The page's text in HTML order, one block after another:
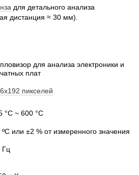
для детального анализа
дистанция ≈ 30 мм).
для анализа электроники и
плат
пикселей
°C ~ 600 °C
ºC или ±2 % от измеренного значения
Гц